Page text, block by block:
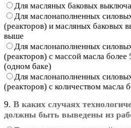
Для масляных баковых
Для маслонаполненных
(реакторов) и масляных баковых
выше
Для маслонаполненных
(реакторов) с массой масла более
(одном баке)
Для маслонаполненных
(реакторов) с количеством масла
9. В каких случаях
должны быть выведены из